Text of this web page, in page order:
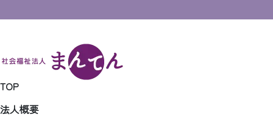
TOP
法人概要